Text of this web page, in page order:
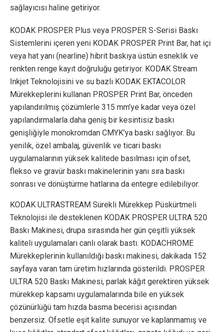
sağlayıcısı haline getiriyor.
KODAK PROSPER Plus veya PROSPER S-Serisi Baskı
Sistemlerini içeren yeni KODAK PROSPER Print Bar, hat içi
veya hat yanı (nearline) hibrit baskıya üstün esneklik ve
renkten renge kayıt doğruluğu getiriyor. KODAK Stream
Inkjet Teknolojisini ve su bazlı KODAK EKTACOLOR
Mürekkeplerini kullanan PROSPER Print Bar, önceden
yapılandırılmış çözümlerle 315 mm’ye kadar veya özel
yapılandırmalarla daha geniş bir kesintisiz baskı
genişliğiyle monokromdan CMYK’ya baskı sağlıyor. Bu
yenilik, özel ambalaj, güvenlik ve ticari baskı
uygulamalarının yüksek kalitede basılması için ofset,
flekso ve gravür baskı makinelerinin yanı sıra baskı
sonrası ve dönüştürme hatlarına da entegre edilebiliyor.
KODAK ULTRASTREAM Sürekli Mürekkep Püskürtmeli
Teknolojisi ile desteklenen KODAK PROSPER ULTRA 520
Baskı Makinesi, drupa sırasında her gün çeşitli yüksek
kaliteli uygulamaları canlı olarak bastı. KODACHROME
Mürekkeplerinin kullanıldığı baskı makinesi, dakikada 152
sayfaya varan tam üretim hızlarında gösterildi. PROSPER
ULTRA 520 Baskı Makinesi, parlak kâğıt gerektiren yüksek
mürekkep kapsamı uygulamalarında bile en yüksek
çözünürlüğü tam hızda basma becerisi açısından
benzersiz. Ofsetle eşit kalite sunuyor ve kaplanmamış ve